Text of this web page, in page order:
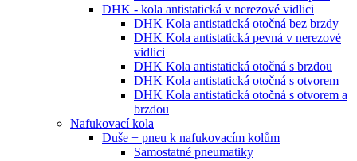
DHK - kola antistatická v nerezové vidlici
DHK Kola antistatická otočná bez brzdy
DHK Kola antistatická pevná v nerezové
vidlici
DHK Kola antistatická otočná s brzdou
DHK Kola antistatická otočná s otvorem
DHK Kola antistatická otočná s otvorem a
brzdou
Nafukovací kola
Duše + pneu k nafukovacím kolům
Samostatné pneumatiky